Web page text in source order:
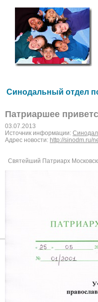
Синодальный отдел
Патриаршее
03.07.2013
Источник информации:
Адрес новости: http://sinodm.ru/
Святейший Патриарх